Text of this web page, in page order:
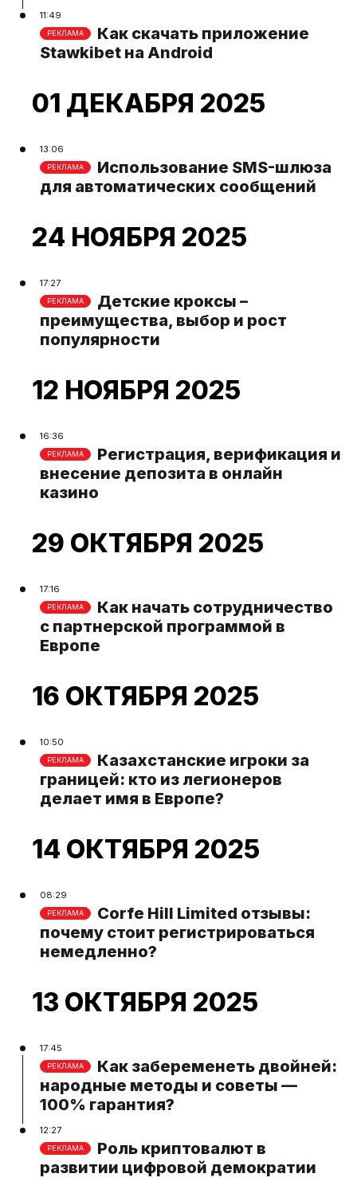
11:49
РЕКЛАМА
Как скачать приложение
Stawkibet на Android
01 ДЕКАБРЯ 2025
13:06
РЕКЛАМА
Использование SMS-шлюза
для автоматических сообщений
24 НОЯБРЯ 2025
17:27
РЕКЛАМА
Детские кроксы –
преимущества, выбор и рост
популярности
12 НОЯБРЯ 2025
16:36
РЕКЛАМА
Регистрация, верификация и
внесение депозита в онлайн
казино
29 ОКТЯБРЯ 2025
17:16
РЕКЛАМА
Как начать сотрудничество
с партнерской программой в
Европе
16 ОКТЯБРЯ 2025
10:50
РЕКЛАМА
Казахстанские игроки за
границей: кто из легионеров
делает имя в Европе?
14 ОКТЯБРЯ 2025
08:29
РЕКЛАМА
Corfe Hill Limited отзывы:
почему стоит регистрироваться
немедленно?
13 ОКТЯБРЯ 2025
17:45
РЕКЛАМА
Как забеременеть двойней:
народные методы и советы —
100% гарантия?
12:27
РЕКЛАМА
Роль криптовалют в
развитии цифровой демократии